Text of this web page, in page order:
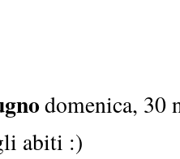
domenica, 30
abiti :)